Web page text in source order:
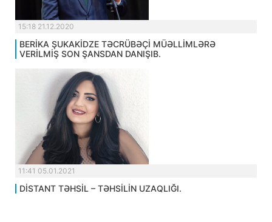
15:18 21.12.2020
BERİKA ŞUKAKİDZE TƏCRÜBƏÇİ MÜƏLLİMLƏRƏ
VERİLMİŞ SON ŞANSDAN DANIŞIB.
11:41 05.01.2021
DİSTANT TƏHSİL – TƏHSİLİN UZAQLIĞI.